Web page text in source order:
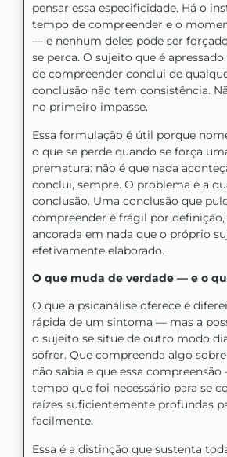
pensar essa especificidade. Há o
tempo de compreender e o
— e nenhum deles pode ser
se perca. O sujeito que é
de compreender conclui de
conclusão não tem consistência.
no primeiro impasse.
Essa formulação é útil porque
o que se perde quando se força
prematura: não é que nada
conclui, sempre. O problema é a
conclusão. Uma conclusão que
compreender é frágil por
ancorada em nada que o próprio
efetivamente elaborado.
O que muda de verdade — e o
O que a psicanálise oferece é
rápida de um sintoma — mas a
o sujeito se situe de outro modo
sofrer. Que compreenda algo
não sabia e que essa
tempo que foi necessário para se
raízes suficientemente profundas
facilmente.
Essa é a distinção que sustenta